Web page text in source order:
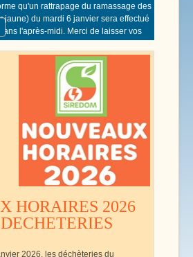
qu'un rattrapage du ramassage des
jaune) du mardi 6 janvier sera effectué
l'après-midi. Merci de laisser vos
votre domicile.
HORAIRES 2026
2026, les déchèteries du